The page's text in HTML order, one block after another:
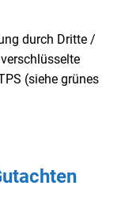
durch Dritte /
(siehe grünes